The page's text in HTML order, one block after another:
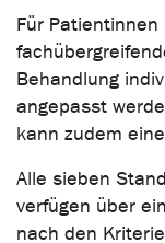
Für
Behandlung
angepasst
kann zudem
Alle sieben
verfügen über
nach den